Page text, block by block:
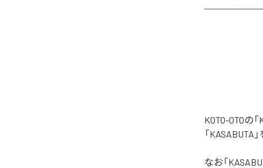
KOTO-OTOの
「KASABUTA
なお「